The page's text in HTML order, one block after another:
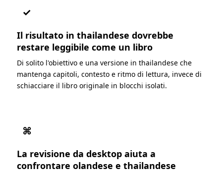
✓
Il risultato in thailandese dovrebbe
restare leggibile come un libro
Di solito l'obiettivo e una versione in thailandese che
mantenga capitoli, contesto e ritmo di lettura, invece di
schiacciare il libro originale in blocchi isolati.
⌘
La revisione da desktop aiuta a
confrontare olandese e thailandese